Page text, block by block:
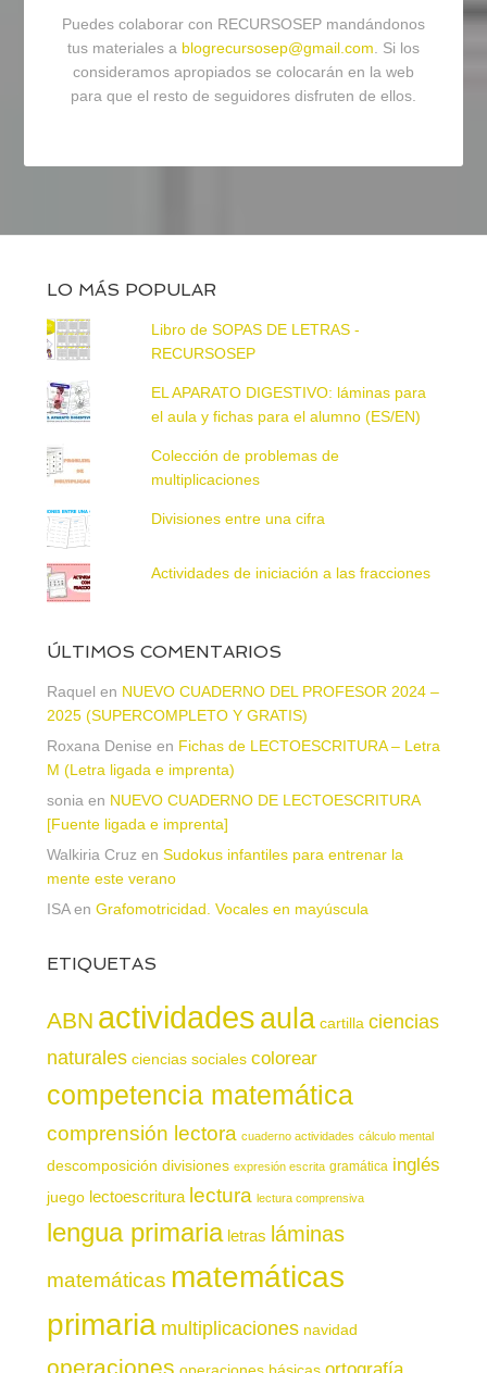
Puedes colaborar con RECURSOSEP mandándonos
tus materiales a blogrecursosep@gmail.com. Si los
consideramos apropiados se colocarán en la web
para que el resto de seguidores disfruten de ellos.
LO MÁS POPULAR
Libro de SOPAS DE LETRAS -
RECURSOSEP
EL APARATO DIGESTIVO: láminas para
el aula y fichas para el alumno (ES/EN)
Colección de problemas de
multiplicaciones
Divisiones entre una cifra
Actividades de iniciación a las fracciones
ÚLTIMOS COMENTARIOS
Raquel en NUEVO CUADERNO DEL PROFESOR 2024 –
2025 (SUPERCOMPLETO Y GRATIS)
Roxana Denise en Fichas de LECTOESCRITURA – Letra
M (Letra ligada e imprenta)
sonia en NUEVO CUADERNO DE LECTOESCRITURA
[Fuente ligada e imprenta]
Walkiria Cruz en Sudokus infantiles para entrenar la
mente este verano
ISAen Grafomotricidad. Vocales en mayúscula
ETIQUETAS
ABN actividadesaula cartilla ciencias
naturales ciencias sociales colorear
competencia matemática
comprensión lectora cuaderno actividades cálculo mental
descomposición divisiones expresión escrita gramática inglés
juego lectoescritura lectura lectura comprensiva
lengua primaria letras láminas
matemáticas matemáticas
primaria multiplicaciones navidad
operaciones operaciones básicas